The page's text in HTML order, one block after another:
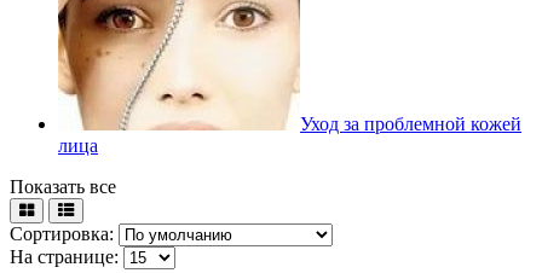
Уход за проблемной кожей
лица
Показать все
Сортировка:
На странице: